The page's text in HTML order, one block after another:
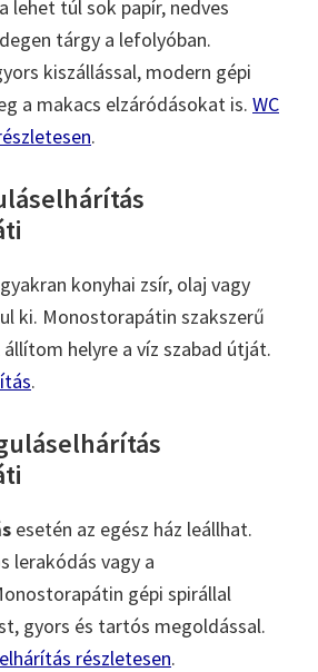
lehet túl sok papír, nedves
tárgy a lefolyóban.
kiszállással, modern gépi
a makacs elzáródásokat is. WC
.
gyakran konyhai zsír, olaj vagy
ki. Monostorapátin szakszerű
helyre a víz szabad útját.
.
esetén az egész ház leállhat.
lerakódás vagy a
gépi spirállal
gyors és tartós megoldással.
részletesen.